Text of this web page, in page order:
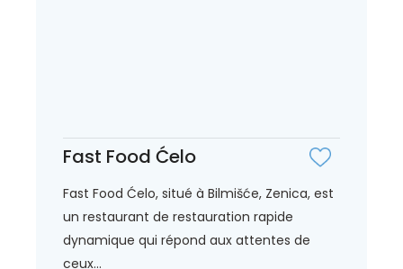
Fast Food Ćelo
Fast Food Ćelo, situé à Bilmišće, Zenica, est
un restaurant de restauration rapide
dynamique qui répond aux attentes de
ceux...